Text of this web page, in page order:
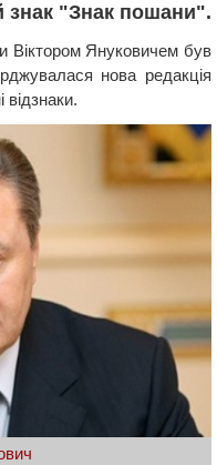
знак "Знак пошани".
Віктором Януковичем був
нова редакція
відзнаки.